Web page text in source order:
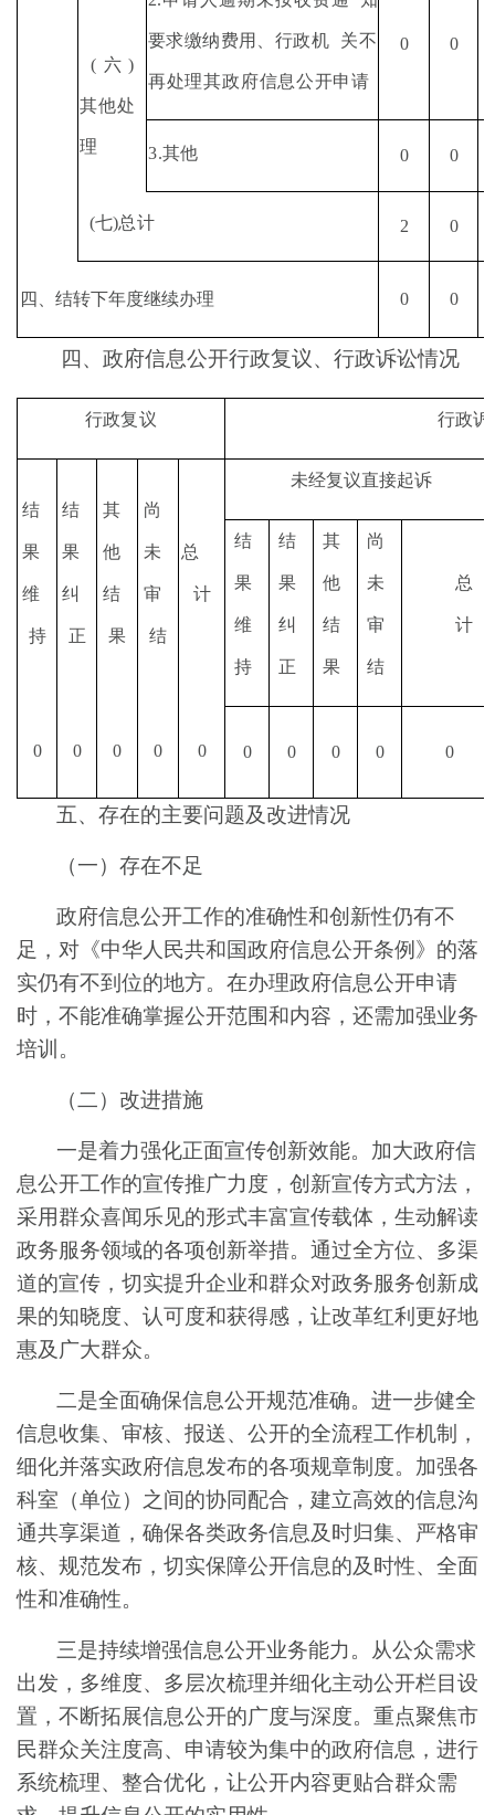
( 六 )
其他处
理
要求缴纳费用、行政机 关不
再处理其政府信息公开申请
0 0
3.其他 0 0
(七)总计 2 0
四、结转下年度继续办理 0 0
四、 政府信息公开行政复议、行政诉讼情况
行政复议 行政诉
结
果
维
持
结
果
纠
正
其
他
结
果
尚
未
审
结
总
计
未经复议直接起诉
结
果
维
持
结
果
纠
正
其
他
结
果
尚
未
审
结
总
计
0 0 0 0 0 0 0 0 0 0
五、存在的主要问题及改进情况
（一）存在不足
政府信息公开工作的准确性和创新性仍有不
足，对《中华人民共和国政府信息公开条例》的落
实仍有不到位的地方。在办理政府信息公开申请
时，不能准确掌握公开范围和内容，还需加强业务
培训。
（二）改进措施
一是着力强化正面宣传创新效能。加大政府信
息公开工作的宣传推广力度，创新宣传方式方法，
采用群众喜闻乐见的形式丰富宣传载体，生动解读
政务服务领域的各项创新举措。通过全方位、多渠
道的宣传，切实提升企业和群众对政务服务创新成
果的知晓度、认可度和获得感，让改革红利更好地
惠及广大群众。
二是全面确保信息公开规范准确。进一步健全
信息收集、审核、报送、公开的全流程工作机制，
细化并落实政府信息发布的各项规章制度。加强各
科室（单位）之间的协同配合，建立高效的信息沟
通共享渠道，确保各类政务信息及时归集、严格审
核、规范发布，切实保障公开信息的及时性、全面
性和准确性。
三是持续增强信息公开业务能力。从公众需求
出发，多维度、多层次梳理并细化主动公开栏目设
置，不断拓展信息公开的广度与深度。重点聚焦市
民群众关注度高、申请较为集中的政府信息，进行
系统梳理、整合优化，让公开内容更贴合群众需